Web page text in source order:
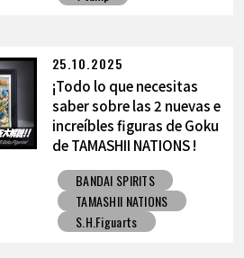
25.10.2025
¡Todo lo que necesitas
saber sobre las 2 nuevas e
increíbles figuras de Goku
de TAMASHII NATIONS !
BANDAI SPIRITS
TAMASHII NATIONS
S.H.Figuarts